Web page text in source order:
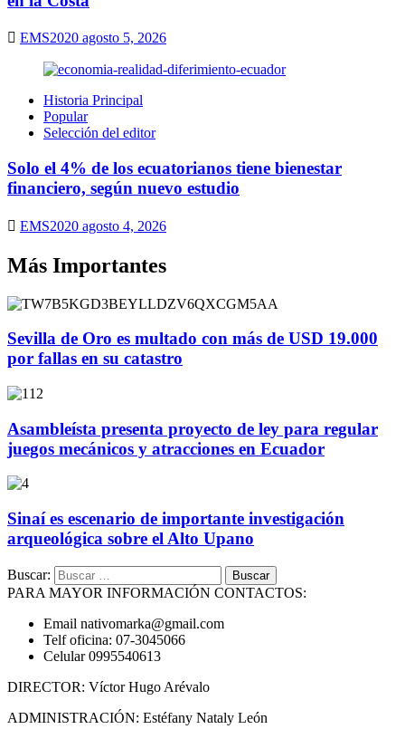
EMS2020 agosto 5, 2026
Historia Principal
Popular
Selección del editor
Solo el 4% de los ecuatorianos tiene bienestar
financiero, según nuevo estudio
EMS2020 agosto 4, 2026
Más Importantes
Sevilla de Oro es multado con más de USD 19.000
por fallas en su catastro
Asambleísta presenta proyecto de ley para regular
juegos mecánicos y atracciones en Ecuador
Sinaí es escenario de importante investigación
arqueológica sobre el Alto Upano
Buscar:
PARA MAYOR INFORMACIÓN CONTACTOS:
Email nativomarka@gmail.com
Telf oficina: 07-3045066
Celular 0995540613
DIRECTOR: Víctor Hugo Arévalo
ADMINISTRACIÓN: Estéfany Nataly León